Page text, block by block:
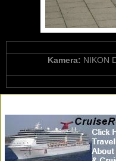
Kamera: NIKON